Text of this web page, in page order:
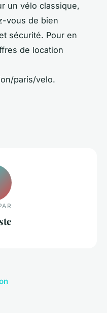
un vélo classique,
vous de bien
sécurité. Pour en
de location
paris/velo.